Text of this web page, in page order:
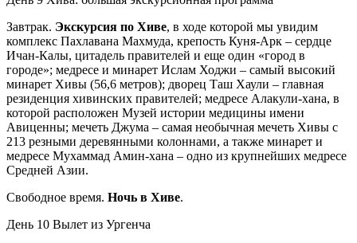
Завтрак. Экскурсия по Хиве, в ходе которой мы увидим
комплекс Пахлавана Махмуда, крепость Куня-Арк – сердце
Ичан-Калы, цитадель правителей и еще один «город в
городе»; медресе и минарет Ислам Ходжи – самый высокий
минарет Хивы (56,6 метров); дворец Таш Хаули – главная
резиденция хивинских правителей; медресе Алакули-хана, в
которой расположен Музей истории медицины имени
Авиценны; мечеть Джума – самая необычная мечеть Хивы с
213 резными деревянными колоннами, а также минарет и
медресе Мухаммад Амин-хана – одно из крупнейших медресе
Средней Азии.
Свободное время. Ночь в Хиве.
День 10 Вылет из Ургенча